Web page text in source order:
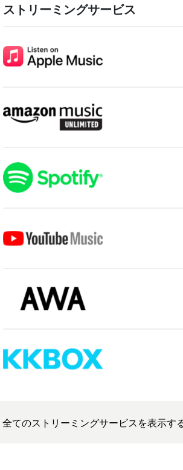
ストリーミングサービス
全てのストリーミングサービスを表示す